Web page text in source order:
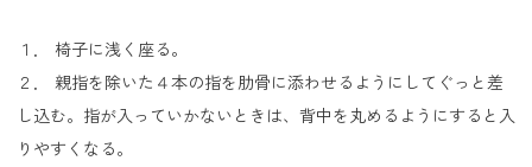
１． 椅子に浅く座る。
２． 親指を除いた４本の指を肋骨に添わせるようにしてぐっと差
し込む。指が入っていかないときは、背中を丸めるようにすると入
りやすくなる。